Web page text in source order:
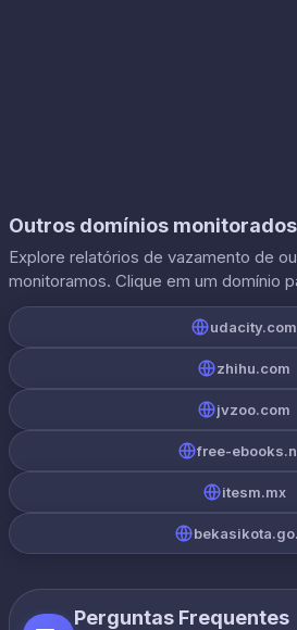
Outros domínios monitorados
Explore relatórios de vazamento de
monitoramos. Clique em um domínio
udacity.com
zhihu.com
jvzoo.com
free-
itesm.mx
Perguntas Frequentes